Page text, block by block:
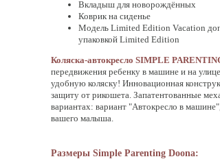
Вкладыш для новорождённых
Коврик на сиденье
Модель Limited Edition Vacation
упаковкой Limited Edition
Коляска-автокресло SIMPLE
передвижения ребенку в машине и на
удобную коляску! Инновационная
защиту от рикошета. Запатентованные
вариантах: вариант "Автокресло в
вашего малыша.
Размеры Simple Parenting Doona: